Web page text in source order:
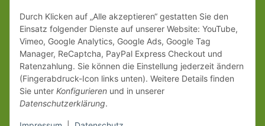
Durch Klicken auf „Alle akzeptieren“ gestatten Sie den
Einsatz folgender Dienste auf unserer Website: YouTube,
Vimeo, Google Analytics, Google Ads, Google Tag
Manager, ReCaptcha, PayPal Express Checkout und
Ratenzahlung. Sie können die Einstellung jederzeit ändern
(Fingerabdruck-Icon links unten). Weitere Details finden
Sie unter Konfigurieren und in unserer
Datenschutzerklärung.